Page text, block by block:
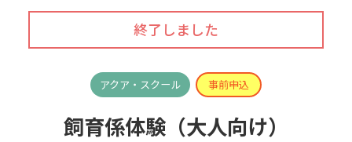
アクア・スクール 事前申込
飼育係体験（大人向け）